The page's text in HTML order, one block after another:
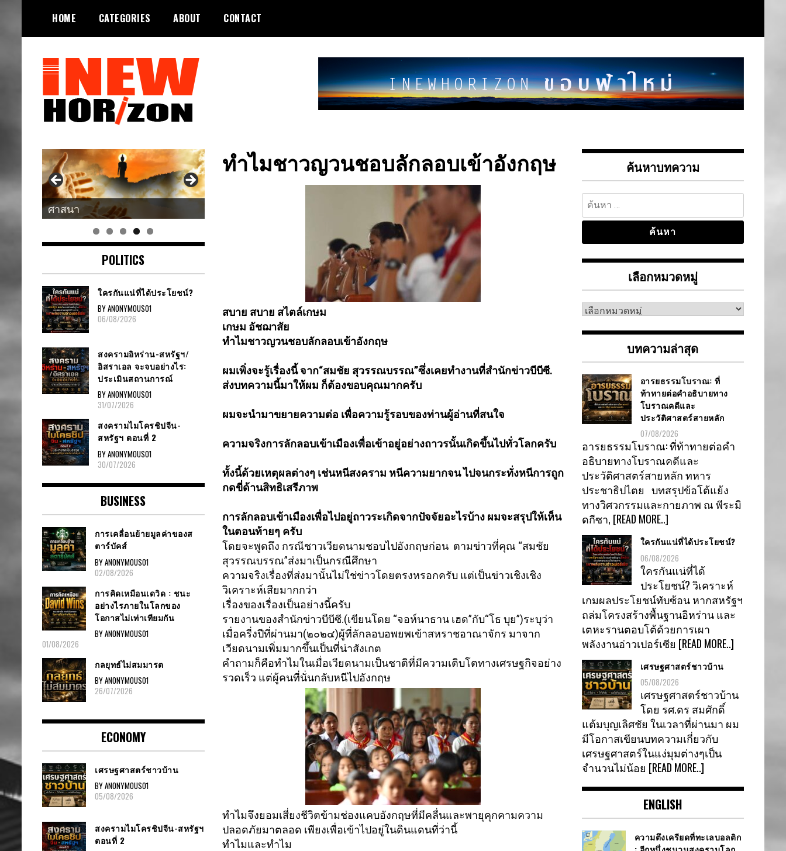
content
HOME CATEGORIES ABOUT CONTACT
INEWHORIZON
ทำไมชาวญวนชอบลักลอบเข้าอังกฤษ
สบาย สบาย สไตล์เกษม
เกษม อัชฌาสัย
ทำไมชาวญวนชอบลักลอบเข้าอังกฤษ
ผมเพิ่งจะรู้เรื่องนี้ จาก“สมชัย สุวรรณบรรณ”ซึ่งเคยทำงานที่สำนักข่าวบีบีซี.
ส่งบทความนี้มาให้ผม ก็ต้องขอบคุณมากครับ
ผมจะนำมาขยายความต่อ เพื่อความรู้รอบของท่านผู้อ่านที่สนใจ
ความจริงการลักลอบเข้าเมืองเพื่อเข้าอยู่อย่างถาวรนั้นเกิดขึ้นไปทั่วโลกครับ
ทั้งนี้ด้วยเหตุผลต่างๆ เช่นหนีสงคราม หนีความยากจน ไปจนกระทั่งหนีการถูก
กดขี่ด้านสิทธิเสรีภาพ
การลักลอบเข้าเมืองเพื่อไปอยู่ถาวระเกิดจากปัจจัยอะไรบ้าง ผมจะสรุปให้เห็น
ในตอนท้ายๆ ครับ
โดยจะพูดถึง กรณีชาวเวียดนามชอบไปอังกฤษก่อน ตามข่าวที่คุณ “สมชัย
สุวรรณบรรณ”ส่งมาเป็นกรณีศึกษา
ความจริงเรื่องที่ส่งมานั้นไม่ใช่ข่าวโดยตรงหรอกครับ แต่เป็นข่าวเชิงเชิง
วิเคราะห์เสียมากกว่า
เรื่องของเรื่องเป็นอย่างนี้ครับ
รายงานของสำนักข่าวบีบีซี.(เขียนโดย “จอห์นาธาน เฮด”กับ“โธ บุย”)ระบุว่า
เมื่อครี่งปีที่ผ่านมา(๒๐๒๔)ผู้ที่ลักลอบอพยพเข้าสหราชอาณาจักร มาจาก
เวียดนามเพิ่มมากขึ้นเป็นที่น่าสังเกต
คำถามก็คือทำไมในเมื่อเวียดนามเป็นชาติที่มีความเติบโตทางเศรษฐกิจอย่าง
รวดเร็ว แต่ผู้คนที่นั่นกลับหนีไปอังกฤษ
ทำไมจึงยอมเสี่ยงชีวิตข้ามช่องแคบอังกฤษที่มีคลื่นและพายุคุกคามความ
ปลอดภัยมาตลอด เพียงเพื่อเข้าไปอยู่ในดินแดนที่ว่านี้
ทำไมและทำไม
ศาสนา
POLITICS
ใครกันแน่ที่ได้ประโยชน์?
BY ANONYMOUS01
06/08/2026
สงครามอิหร่าน-สหรัฐฯ/
อิสราเอล จะจบอย่างไร:
ประเมินสถานการณ์
BY ANONYMOUS01
31/07/2026
สงครามไมโครชิปจีน-
สหรัฐฯ ตอนที่ 2
BY ANONYMOUS01
30/07/2026
BUSINESS
การเคลื่อนย้ายมูลค่าของส
ตาร์บัคส์
BY ANONYMOUS01
02/08/2026
การคิดเหมือนเดวิด : ชนะ
อย่างไรภายในโลกของ
โอกาสไม่เท่าเทียมกัน
BY ANONYMOUS01
01/08/2026
กลยุทธ์ไม่สมมารต
BY ANONYMOUS01
26/07/2026
ECONOMY
เศรษฐศาสตร์ชาวบ้าน
BY ANONYMOUS01
05/08/2026
สงครามไมโครชิปจีน-สหรัฐฯ
ตอนที่ 2
ค้นหาบทความ
ค้นหา
สำหรับ:
เลือกหมวดหมู่
เลือก
หมู่
บทความล่าสุด
อารยธรรมโบราณ: ที่
ท้าทายต่อคำอธิบายทาง
โบราณคดีและ
ประวัติศาสตร์สายหลัก
07/08/2026
อารยธรรมโบราณ: ที่ท้าทายต่อคำ
อธิบายทางโบราณคดีและ
ประวัติศาสตร์สายหลัก ทหาร
ประชาธิปไตย บทสรุปข้อโต้แย้ง
ทางวิศวกรรมและกายภาพ ณ พีระมิ
ดกีซา, [READ MORE..]
ใครกันแน่ที่ได้ประโยชน์?
06/08/2026
ใครกันแน่ที่ได้
ประโยชน์? วิเคราะห์
เกมผลประโยชน์ทับซ้อน หากสหรัฐฯ
ถล่มโครงสร้างพื้นฐานอิหร่าน และ
เตหะรานตอบโต้ด้วยการเผา
พลังงานอ่าวเปอร์เซีย [READ MORE..]
เศรษฐศาสตร์ชาวบ้าน
05/08/2026
เศรษฐศาสตร์ชาวบ้าน
โดย รศ.ดร สมศักดิ์
แต้มบุญเลิศชัย ในเวลาที่ผ่านมา ผม
มีโอกาสเขียนบทความเกี่ยวกับ
เศรษฐศาสตร์ในแง่มุมต่างๆเป็น
จำนวนไม่น้อย [READ MORE..]
ENGLISH
ความตึงเครียดที่ทะเลบอลติก